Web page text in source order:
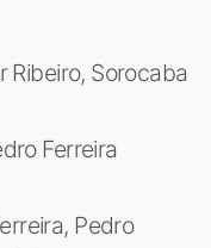
Ribeiro, Sorocaba
Ferreira
Pedro